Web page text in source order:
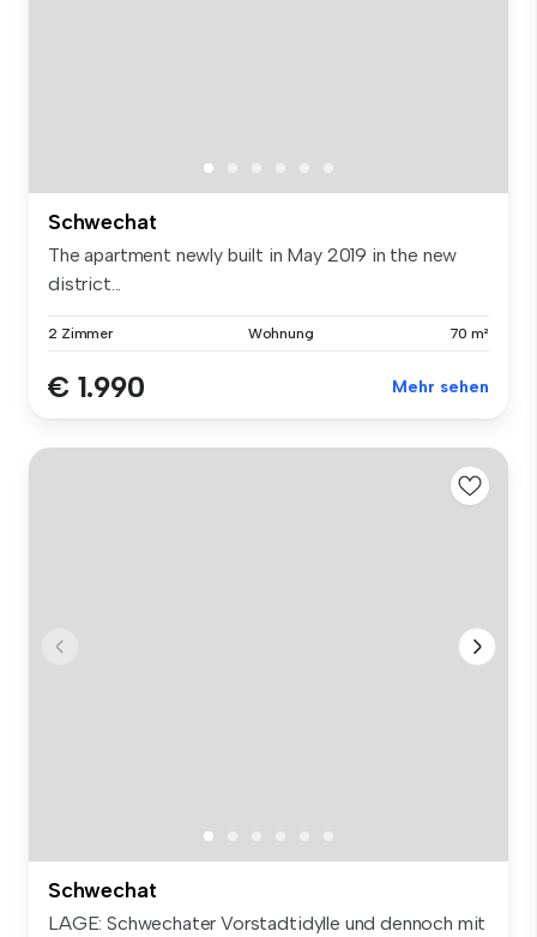
Schwechat
The apartment newly built in May 2019 in the new
district...
2 Zimmer Wohnung 70 m²
€ 1.990 Mehr sehen
Schwechat
LAGE: Schwechater Vorstadtidylle und dennoch mit